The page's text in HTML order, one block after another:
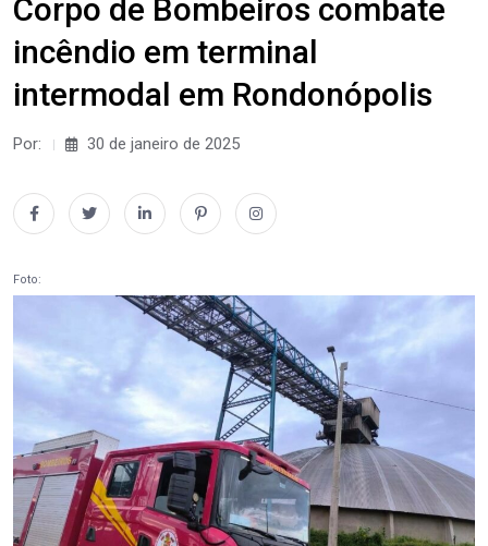
Corpo de Bombeiros combate
incêndio em terminal
intermodal em Rondonópolis
Por: 30 de janeiro de 2025
Foto: